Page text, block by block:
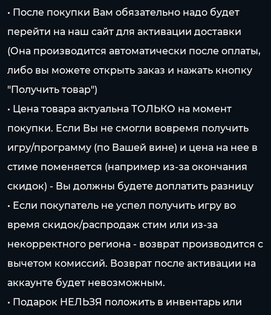
• После покупки Вам обязательно надо будет
перейти на наш сайт для активации доставки
(Она производится автоматически после оплаты,
либо вы можете открыть заказ и нажать кнопку
"Получить товар")
• Цена товара актуальна ТОЛЬКО на момент
покупки. Если Вы не смогли вовремя получить
игру/программу (по Вашей вине) и цена на нее в
стиме поменяется (например из-за окончания
скидок) - Вы должны будете доплатить разницу
• Если покупатель не успел получить игру во
время скидок/распродаж стим или из-за
некорректного региона - возврат производится с
вычетом комиссий. Возврат после активации на
аккаунте будет невозможным.
• Подарок НЕЛЬЗЯ положить в инвентарь или